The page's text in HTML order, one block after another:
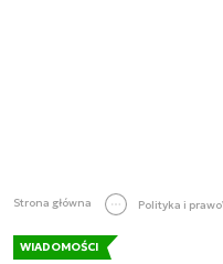
Strona główna Polityka i prawo
WIADOMOŚCI